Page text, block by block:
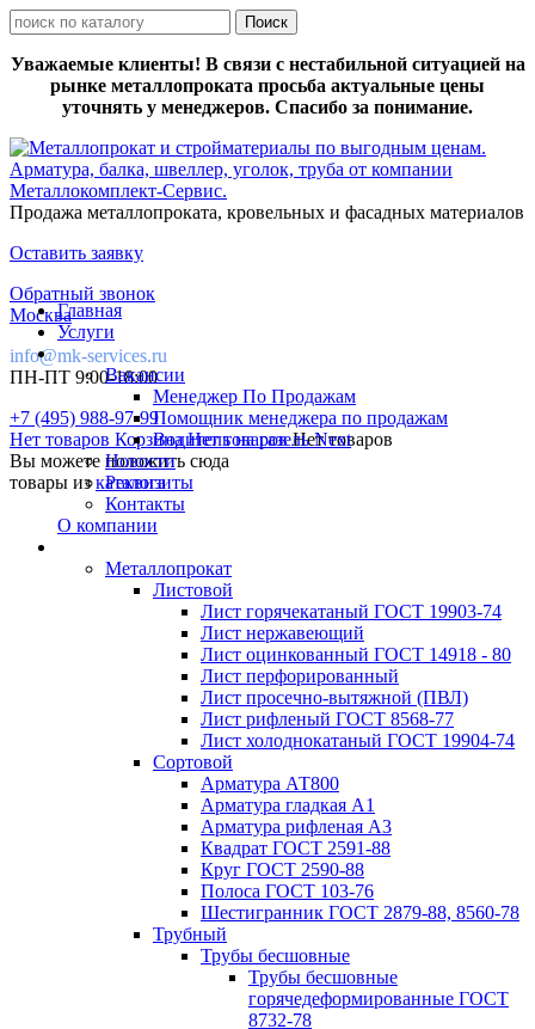
Уважаемые клиенты! В связи с нестабильной ситуацией на
рынке металлопроката просьба актуальные цены
уточнять у менеджеров. Спасибо за понимание.
Продажа металлопроката, кровельных и фасадных материалов
Оставить заявку
Обратный звонок
Москва
info@mk-services.ru
ПН-ПТ 9:00-18:00
+7 (495) 988-97-99
Нет товаров КорзинаНет товаровНет товаров
Вы можете положить сюда
товары изкаталога
Главная
Услуги
Вакансии
Менеджер По Продажам
Помощник менеджера по продажам
Водитель на газель Next
Новости
Реквизиты
Контакты
О компании
Металлопрокат
Листовой
Лист горячекатаный ГОСТ 19903-74
Лист нержавеющий
Лист оцинкованный ГОСТ 14918 - 80
Лист перфорированный
Лист просечно-вытяжной (ПВЛ)
Лист рифленый ГОСТ 8568-77
Лист холоднокатаный ГОСТ 19904-74
Сортовой
Арматура АТ800
Арматура гладкая А1
Арматура рифленая А3
Квадрат ГОСТ 2591-88
Круг ГОСТ 2590-88
Полоса ГОСТ 103-76
Шестигранник ГОСТ 2879-88, 8560-78
Трубный
Трубы бесшовные
Трубы бесшовные
горячедеформированные ГОСТ
8732-78